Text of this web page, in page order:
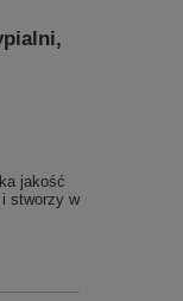
jakość
stworzy w